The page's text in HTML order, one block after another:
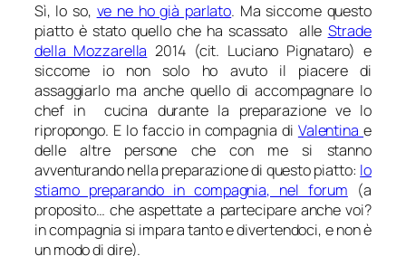
Sì, lo so, ve ne ho già parlato. Ma siccome questo
piatto è stato quello che ha scassato alle Strade
della Mozzarella 2014 (cit. Luciano Pignataro) e
siccome io non solo ho avuto il piacere di
assaggiarlo ma anche quello di accompagnare lo
chef in cucina durante la preparazione ve lo
ripropongo. E lo faccio in compagnia di Valentinae
delle altre persone che con me si stanno
avventurando nella preparazione di questo piatto: lo
stiamo preparando in compagnia, nel forum (a
proposito… che aspettate a partecipare anche voi?
in compagnia si impara tanto e divertendoci, e non è
un modo di dire).